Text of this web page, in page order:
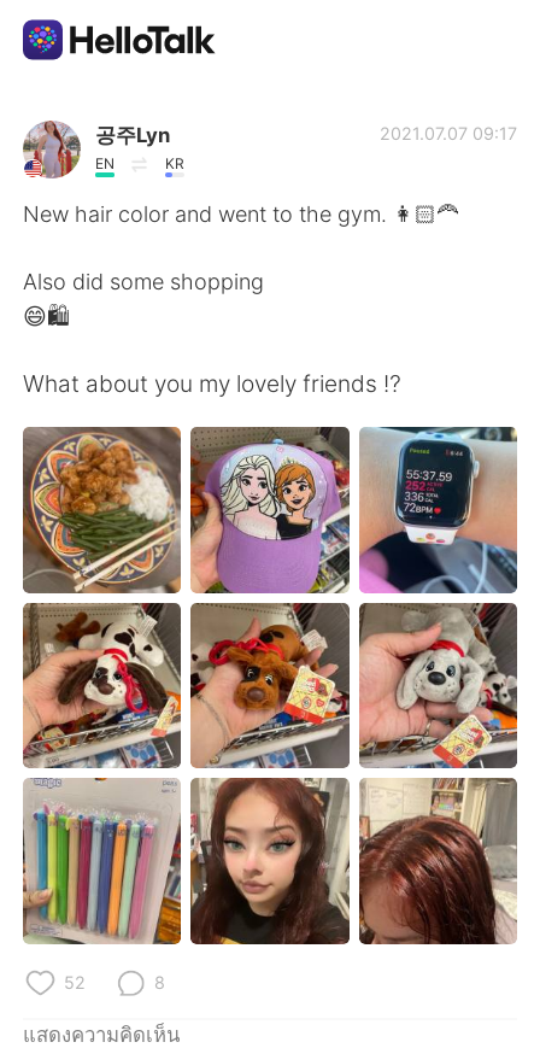
แอปแลกเปลี่ยนทางภาษา
AI Grammar Checker
繁體中文 Español
العربية Français
Deutsch 日本語
한국어 Русский
Indonesia Italiano
Türkçe Tiếng Việt
Português
공주Lyn
EN KR
2021.07.07 09:17
New hair color and went to the gym. 👩🏻‍🦰
Also did some shopping
😄🛍
What about you my lovely friends ⁉️
52 8
แสดงความคิดเห็น